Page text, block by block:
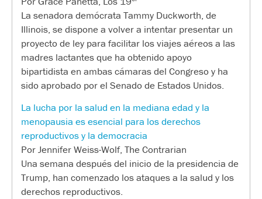
La senadora demócrata Tammy Duckworth, de
Illinois, se dispone a volver a intentar presentar un
proyecto de ley para facilitar los viajes aéreos a las
madres lactantes que ha obtenido apoyo
bipartidista en ambas cámaras del Congreso y ha
sido aprobado por el Senado de Estados Unidos.
La lucha por la salud en la mediana edad y la
menopausia es esencial para los derechos
reproductivos y la democracia
Por Jennifer Weiss-Wolf, The Contrarian
Una semana después del inicio de la presidencia de
Trump, han comenzado los ataques a la salud y los
derechos reproductivos.